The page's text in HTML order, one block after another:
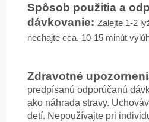
Spôsob použitia a
dávkovanie: Zalejte 1-2
nechajte cca. 10-15 minút
Zdravotné
predpísanú odporúčanú
ako náhrada stravy.
detí. Nepoužívajte pri